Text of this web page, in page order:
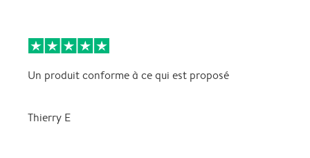
Un produit conforme à ce qui est proposé
Thierry E